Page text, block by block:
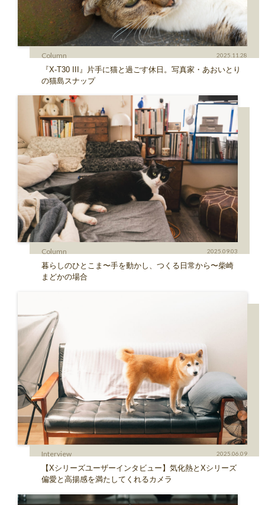
Column 2025.11.28
『X-T30 III』片手に猫と過ごす休日。写真家・あおいとり
の猫島スナップ
Column 2025.09.03
暮らしのひとこま〜手を動かし、つくる日常から〜柴崎
まどかの場合
Interview 2025.06.09
【Xシリーズユーザーインタビュー】気化熱とXシリーズ
偏愛と高揚感を満たしてくれるカメラ